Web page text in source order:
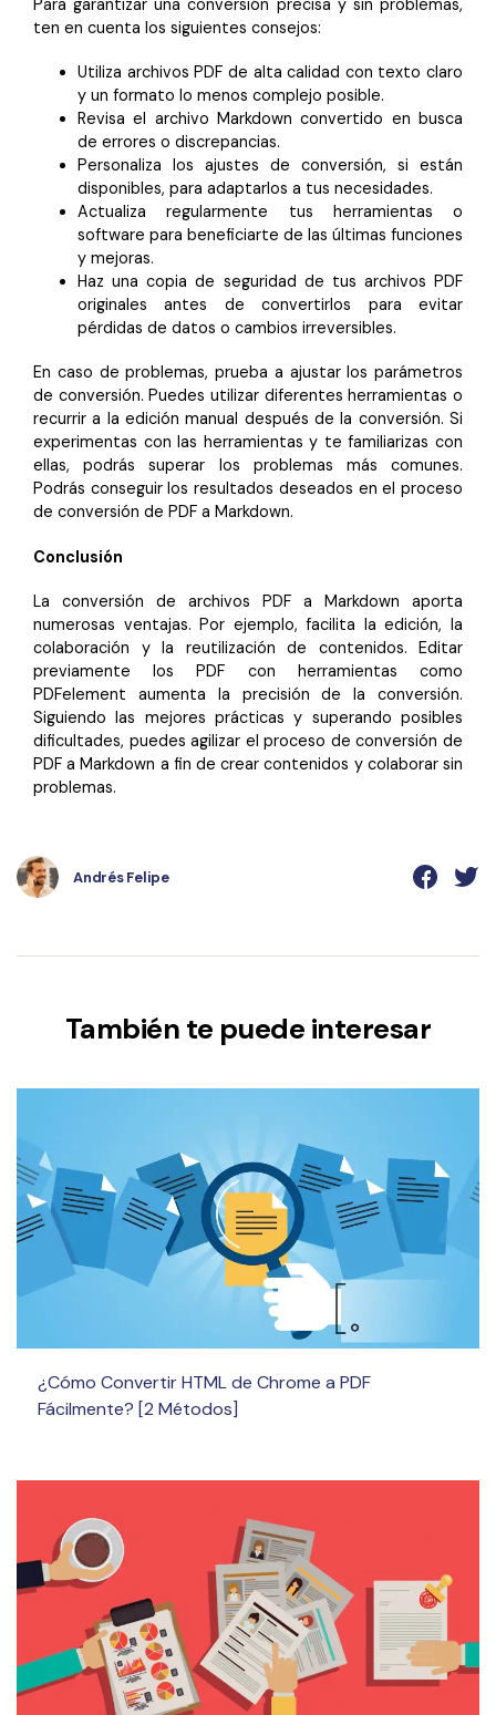
Para garantizar una conversión precisa y sin problemas,
ten en cuenta los siguientes consejos:
Utiliza archivos PDF de alta calidad con texto claro
y un formato lo menos complejo posible.
Revisa el archivo Markdown convertido en busca
de errores o discrepancias.
Personaliza los ajustes de conversión, si están
disponibles, para adaptarlos a tus necesidades.
Actualiza regularmente tus herramientas o
software para beneficiarte de las últimas funciones
y mejoras.
Haz una copia de seguridad de tus archivos PDF
originales antes de convertirlos para evitar
pérdidas de datos o cambios irreversibles.
En caso de problemas, prueba a ajustar los parámetros
de conversión. Puedes utilizar diferentes herramientas o
recurrir a la edición manual después de la conversión. Si
experimentas con las herramientas y te familiarizas con
ellas, podrás superar los problemas más comunes.
Podrás conseguir los resultados deseados en el proceso
de conversión de PDF a Markdown.
Conclusión
La conversión de archivos PDF a Markdown aporta
numerosas ventajas. Por ejemplo, facilita la edición, la
colaboración y la reutilización de contenidos. Editar
previamente los PDF con herramientas como
PDFelement aumenta la precisión de la conversión.
Siguiendo las mejores prácticas y superando posibles
dificultades, puedes agilizar el proceso de conversión de
PDF a Markdown a fin de crear contenidos y colaborar sin
problemas.
Andrés Felipe
También te puede interesar
¿Cómo Convertir HTML de Chrome a PDF
Fácilmente? [2 Métodos]